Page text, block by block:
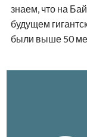
знаем, что на
будущем
были выше 50